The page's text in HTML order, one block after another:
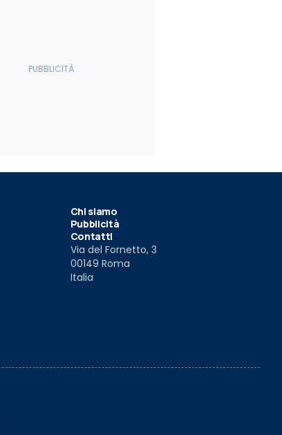
Chi siamo
Pubblicità
Contatti
Via del Fornetto, 3
00149 Roma
Italia